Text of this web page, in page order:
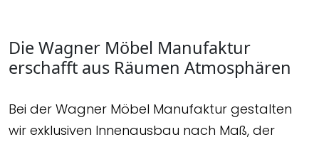
Die Wagner Möbel Manufaktur
erschafft aus Räumen Atmosphären
Bei der Wagner Möbel Manufaktur gestalten
wir exklusiven Innenausbau nach Maß, der